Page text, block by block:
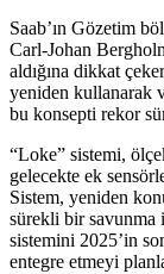
Saab’ın Gözetim
Carl-Johan
aldığına dikkat
yeniden kullanarak
bu konsepti rekor
“Loke” sistemi,
gelecekte ek
Sistem, yeniden
sürekli bir savunma
sistemini 2025’in
entegre etmeyi